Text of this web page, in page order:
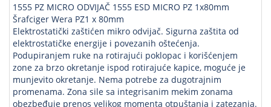
1555 PZ MICRO ODVIJAČ 1555 ESD MICRO PZ 1x80mm
Šrafciger Wera PZ1 x 80mm
Elektrostatički zaštićen mikro odvijač. Sigurna zaštita od
elektrostatičke energije i povezanih oštećenja.
Podupiranjem ruke na rotirajući poklopac i korišćenjem
zone za brzo okretanje ispod rotirajuće kapice, moguće je
munjevito okretanje. Nema potrebe za dugotrajnim
promenama. Zona sile sa integrisanim mekim zonama
obezbeđuje prenos velikog momenta otpuštanja i zatezanja.